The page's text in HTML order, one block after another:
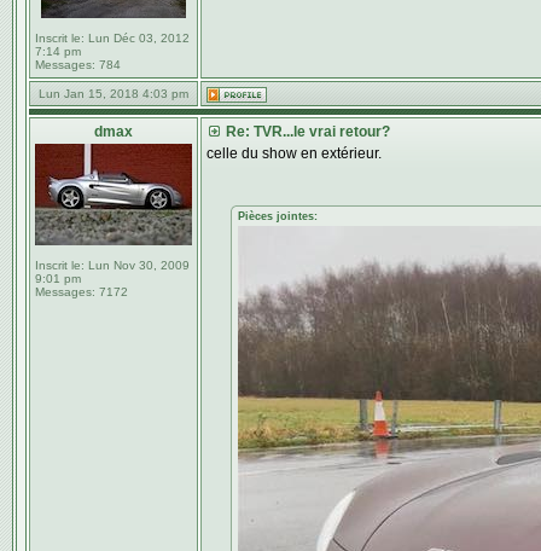
Inscrit le: Lun Déc 03, 2012
7:14 pm
Messages: 784
Lun Jan 15, 2018 4:03 pm
dmax
Inscrit le: Lun Nov 30, 2009
9:01 pm
Messages: 7172
Re: TVR...le vrai retour?
celle du show en extérieur.
Pièces jointes: